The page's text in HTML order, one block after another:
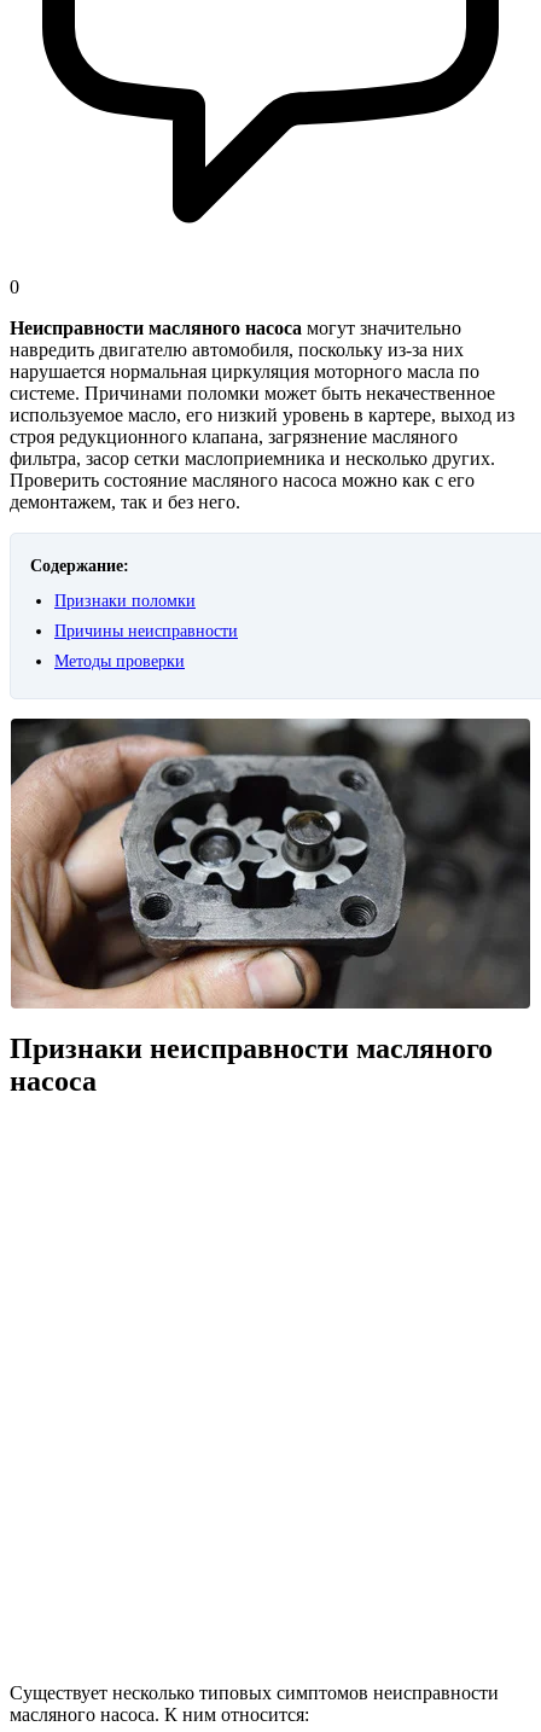
0
Неисправности масляного насоса могут значительно
навредить двигателю автомобиля, поскольку из-за них
нарушается нормальная циркуляция моторного масла по
системе. Причинами поломки может быть некачественное
используемое масло, его низкий уровень в картере, выход из
строя редукционного клапана, загрязнение масляного
фильтра, засор сетки маслоприемника и несколько других.
Проверить состояние масляного насоса можно как с его
демонтажем, так и без него.
Содержание:
Признаки поломки
Причины неисправности
Методы проверки
Признаки неисправности масляного
насоса
Существует несколько типовых симптомов неисправности
масляного насоса. К ним относится: